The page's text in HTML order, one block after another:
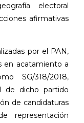
electoral
afirmativas
por el PAN,
en acatamiento a
SG/318/2018,
de dicho partido
de candidaturas
representación